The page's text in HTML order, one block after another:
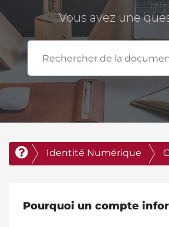
Vous avez une
Identité Numérique
Pourquoi un compte